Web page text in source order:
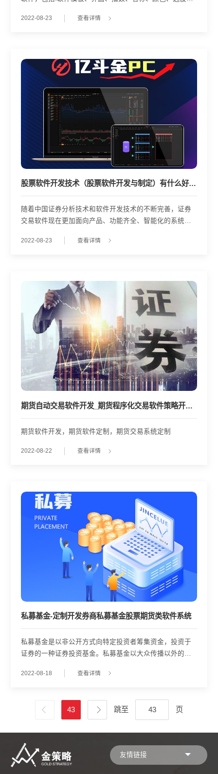
优点:可以随心所欲DIY(即可以加入个人的想法和创意)节约
子商务、移动网络办公 、信息进行点播、股票、外汇、地
址簿、日历、文件系统管理 、天气环境预报等; 黄金策略股
票软件的定制开发采用JAVA语言，跨平台运行，软件开发
人员可以轻松开发应用程序;股票报价软件采用Java计算
2022-08-23 查看详情
股票软件开发技术（股票软件开发与制定）有什么好处？
随着中国证券分析技术和软件开发技术的不断完善，证券
交易软件现在更加面向产品、功能齐全、智能化的系统，
进行了更加深入的研究，促使广大投资者在基础分析、技
主要是基于一个软件模型，对软件名称、界面、功能、索
引、选股、操作建议等一系列功能进行相应的改变，成为
一个新的品牌股票软件。 股票进行交易系统软件的本质是
由对市场经济信息管理数据库的统计数据分析，按照企业
一定的分析研究方法来得出数(表格)、形(指标值图型)、文
(新闻资讯连接)，客户则按照
2022-08-23 查看详情
期货自动交易软件开发_期货程序化交易软件策略开发系统
期货软件开发，期货软件定制，期货交易系统定制
2022-08-22 查看详情
私募基金-定制开发券商私募基金股票期货类软件系统
私募基金是以非公开方式向特定投资者筹集资金，投资于
证券的一种证券投资基金。私募基金以大众传播以外的方
投资于证券。 通俗的解释就是私募，因为投资金额大，风
券、基金等金融资产总额。不得低于300万，或者最近3年
年均收入不得低于50万。对于机构投资者，净资产不得低
私募证券市场基金、创业企业投资发展基金、私募股权基
金、其他类别私募基金等四种。 1，私募股权基金：主要投
2022-08-18 查看详情
43 跳至 页
友情链接